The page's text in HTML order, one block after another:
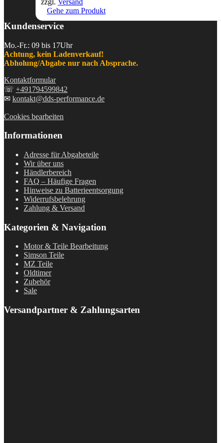
Gehe zum Produkt
Kundenservice
Mo.-Fr.: 09 bis 17Uhr
Achtung, kein Ladenverkauf!
Abholung/Abgabe nur nach Absprache.
Kontaktformular
☏ +491794599842
✉ kontakt@dds-performance.de
Cookies bearbeiten
Informationen
Adresse für Abgabeteile
Wir über uns
Händlerbereich
FAQ – Häufige Fragen
Hinweise zu Batterieentsorgung
Widerrufsbelehrung
Zahlung & Versand
Kategorien & Navigation
Motor & Teile Bearbeitung
Simson Teile
MZ Teile
Oldtimer
Zubehör
Sale
Versandpartner & Zahlungsarten